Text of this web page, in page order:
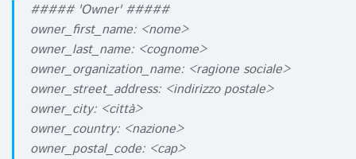
##### 'Owner' #####
owner_first_name: <nome>
owner_last_name: <cognome>
owner_organization_name: <ragione sociale>
owner_street_address: <indirizzo postale>
owner_city: <città>
owner_country: <nazione>
owner_postal_code: <cap>